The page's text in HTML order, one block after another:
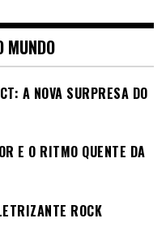
MUNDO
A NOVA SURPRESA DO
E O RITMO QUENTE DA
ROCK